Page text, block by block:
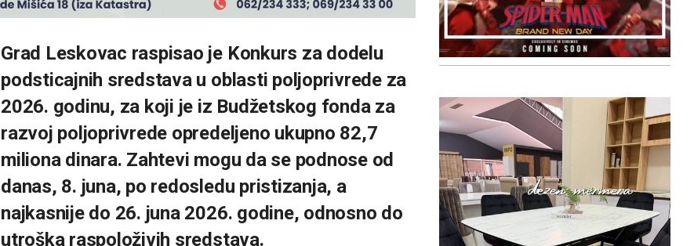
Grad Leskovac raspisao je Konkurs za dodelu
podsticajnih sredstava u oblasti poljoprivrede za
2026. godinu, za koji je iz Budžetskog fonda za
razvoj poljoprivrede opredeljeno ukupno 82,7
miliona dinara. Zahtevi mogu da se podnose od
danas, 8. juna, po redosledu pristizanja, a
najkasnije do 26. juna 2026. godine, odnosno do
utroška raspoloživih sredstava.